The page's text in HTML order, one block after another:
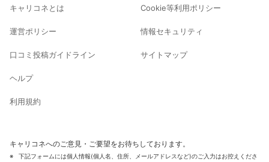
キャリコネとは
運営ポリシー
口コミ投稿ガイドライン
ヘルプ
利用規約
Cookie等利用ポリシー
情報セキュリティ
サイトマップ
キャリコネへのご意見・ご要望をお待ちしております。
下記フォームには個人情報(個人名、住所、メールアドレスなど)のご入力はお控えくださ